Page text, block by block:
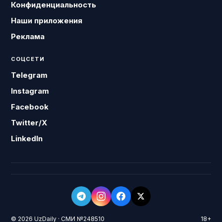
Конфиденциальность
Наши приложения
Реклама
СОЦСЕТИ
Telegram
Instagram
Facebook
Twitter/X
LinkedIn
© 2026 UzDaily · СМИ №248510 18+